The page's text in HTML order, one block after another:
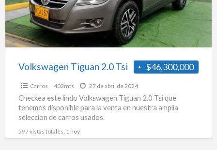
$46,300,000
Volkswagen Tiguan 2.0 Tsi
Carros 402mts 27 de abril de 2024
Checkea este lindo Volkswagen Tiguan 2.0 Tsi que
tenemos disponible para la venta en nuestra amplia
seleccion de carros usados.
597 vistas totales, 1 hoy